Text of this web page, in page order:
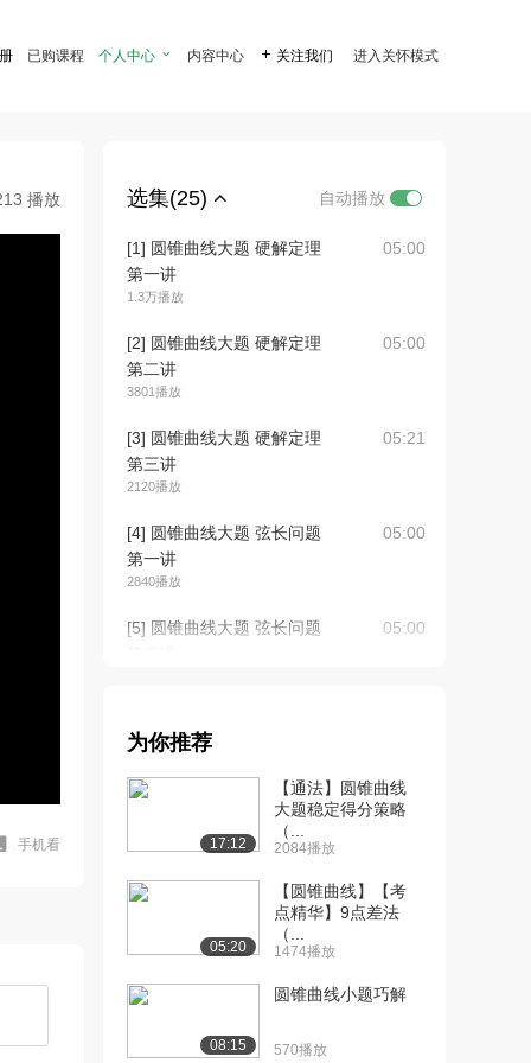
已购课程 个人中心  内容中心  关注我们 进入关怀模式
播放
手机看
选集(25) 自动播放
[1] 圆锥曲线大题 硬解定理
第一讲
1.3万播放
05:00
[2] 圆锥曲线大题 硬解定理
第二讲
3801播放
05:00
[3] 圆锥曲线大题 硬解定理
第三讲
2120播放
05:21
[4] 圆锥曲线大题 弦长问题
第一讲
2840播放
05:00
[5] 圆锥曲线大题 弦长问题
05:00
第三讲
[7] 圆锥曲线大题 弦长问题
08:00
[8] 圆锥曲线大题 面积问题
05:00
[9] 圆锥曲线大题 面积问题
1570播放
05:00
为你推荐
17:12
【通法】圆锥曲线
大题稳定得分策略
（...
2084播放
05:20
【圆锥曲线】【考
点精华】9点差法
（...
1474播放
08:15
圆锥曲线小题巧解
570播放